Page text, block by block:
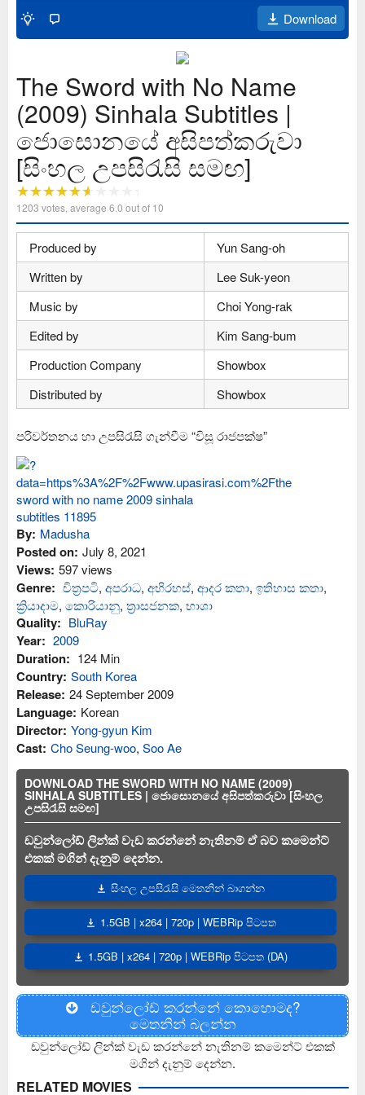
Download
The Sword with No Name
(2009) Sinhala Subtitles |
ජොසොනයේ අසිපත්කරුවා
[සිංහල උපසිරැසි සමඟ]
1203 votes, average 6.0 out of 10
Produced by
Yun Sang-oh
Written by
Lee Suk-yeon
Music by
Choi Yong-rak
Edited by
Kim Sang-bum
Production Company
Showbox
Distributed by
Showbox
පරිවර්තනය හා උපසිරැසි ගැන්වීම “විසූ රාජපක්ෂ”
By: Madusha
Posted on: July 8, 2021
Views: 597 views
Genre: චිත්‍රපටි, අප‍රාධ, අභිරහස්, ආද‍ර කතා, ඉතිහාස කතා,
ක්‍රියාදාම, කොරියානු, ත්‍රාසජනක, භාශා
Quality: BluRay
Year: 2009
Duration: 124 Min
Country: South Korea
Release: 24 September 2009
Language: Korean
Director: Yong-gyun Kim
Cast: Cho Seung-woo, Soo Ae
DOWNLOAD THE SWORD WITH NO NAME (2009)
SINHALA SUBTITLES | ජොසොනයේ අසිපත්කරුවා [සිංහල
උපසිරැසි සමඟ]
ඩවුන්ලෝඩ් ලින්ක් වැඩ කරන්නේ නැතිනම් ඒ බව කමෙන්ට්
එකක් මගින් දැනුම් දෙන්න.
සිංහල උපසිරැසි මෙතනින් බාගන්න
1.5GB | x264 | 720p | WEBRip පිටපත
1.5GB | x264 | 720p | WEBRip පිටපත (DA)
ඩවුන්ලෝඩ් කරන්නේ කොහොමද?
මෙතනින් බලන්න
ඩවුන්ලෝඩ් ලින්ක් වැඩ කරන්නේ නැතිනම් කමෙන්ට් එකක්
මගින් දැනුම් දෙන්න.
RELATED MOVIES